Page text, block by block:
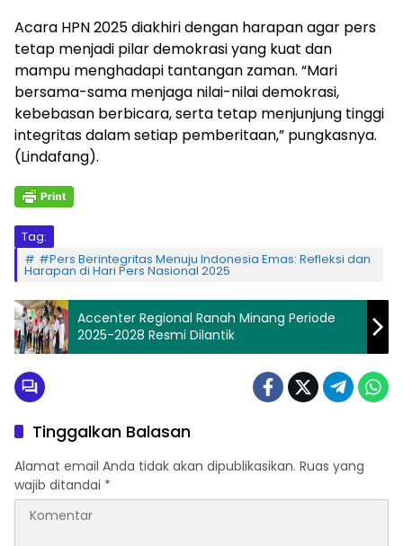
Acara HPN 2025 diakhiri dengan harapan agar pers
tetap menjadi pilar demokrasi yang kuat dan
mampu menghadapi tantangan zaman. “Mari
bersama-sama menjaga nilai-nilai demokrasi,
kebebasan berbicara, serta tetap menjunjung tinggi
integritas dalam setiap pemberitaan,” pungkasnya.
(Lindafang).
Tag:
#Pers Berintegritas Menuju Indonesia Emas: Refleksi dan
Harapan di Hari Pers Nasional 2025
Accenter Regional Ranah Minang Periode
2025-2028 Resmi Dilantik
Tinggalkan Balasan
Alamat email Anda tidak akan dipublikasikan. Ruas yang
wajib ditandai *